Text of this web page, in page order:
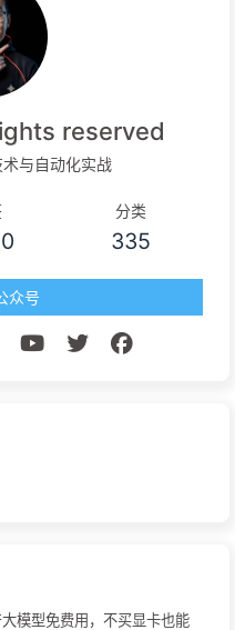
reserved
与自动化实战
分类
335
众号
模型免费用，不买显卡也能